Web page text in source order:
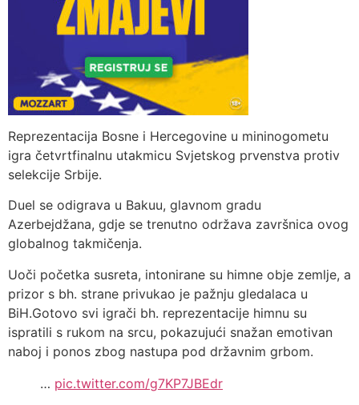
Reprezentacija Bosne i Hercegovine u mininogometu
igra četvrtfinalnu utakmicu Svjetskog prvenstva protiv
selekcije Srbije.
Duel se odigrava u Bakuu, glavnom gradu
Azerbejdžana, gdje se trenutno održava završnica ovog
globalnog takmičenja.
Uoči početka susreta, intonirane su himne obje zemlje, a
prizor s bh. strane privukao je pažnju gledalaca u
BiH.Gotovo svi igrači bh. reprezentacije himnu su
ispratili s rukom na srcu, pokazujući snažan emotivan
naboj i ponos zbog nastupa pod državnim grbom.
… pic.twitter.com/g7KP7JBEdr